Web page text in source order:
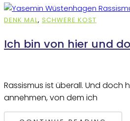
DENK MAL, SCHWERE KOST
Ich bin von hier und
Rassismus ist überall. Und
annehmen, von dem ich